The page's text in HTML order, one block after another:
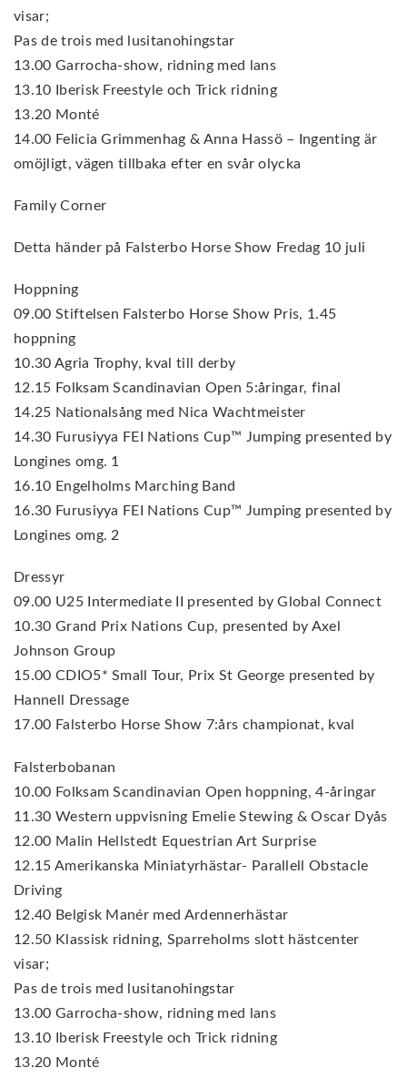
visar;
Pas de trois med lusitanohingstar
13.00 Garrocha-show, ridning med lans
13.10 Iberisk Freestyle och Trick ridning
13.20 Monté
14.00 Felicia Grimmenhag & Anna Hassö – Ingenting är
omöjligt, vägen tillbaka efter en svår olycka
Family Corner
Detta händer på Falsterbo Horse Show Fredag 10 juli
Hoppning
09.00 Stiftelsen Falsterbo Horse Show Pris, 1.45
hoppning
10.30 Agria Trophy, kval till derby
12.15 Folksam Scandinavian Open 5:åringar, final
14.25 Nationalsång med Nica Wachtmeister
14.30 Furusiyya FEI Nations Cup™ Jumping presented by
Longines omg. 1
16.10 Engelholms Marching Band
16.30 Furusiyya FEI Nations Cup™ Jumping presented by
Longines omg. 2
Dressyr
09.00 U25 Intermediate II presented by Global Connect
10.30 Grand Prix Nations Cup, presented by Axel
Johnson Group
15.00 CDIO5* Small Tour, Prix St George presented by
Hannell Dressage
17.00 Falsterbo Horse Show 7:års championat, kval
Falsterbobanan
10.00 Folksam Scandinavian Open hoppning, 4-åringar
11.30 Western uppvisning Emelie Stewing & Oscar Dyås
12.00 Malin Hellstedt Equestrian Art Surprise
12.15 Amerikanska Miniatyrhästar- Parallell Obstacle
Driving
12.40 Belgisk Manér med Ardennerhästar
12.50 Klassisk ridning, Sparreholms slott hästcenter
visar;
Pas de trois med lusitanohingstar
13.00 Garrocha-show, ridning med lans
13.10 Iberisk Freestyle och Trick ridning
13.20 Monté